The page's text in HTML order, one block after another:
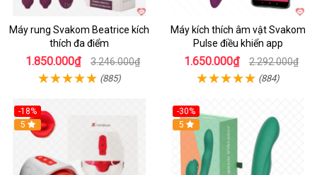
Máy rung Svakom Beatrice kích
thích đa điểm
1.850.000₫ 3.246.000₫
(885)
Máy kích thích âm vật Svakom
Pulse điều khiển app
1.650.000₫ 2.292.000₫
(884)
-18%
Hot
5
-30%
Hot
5